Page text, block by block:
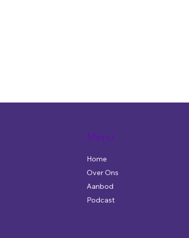
Menu
Home
Over Ons
Aanbod
Podcast